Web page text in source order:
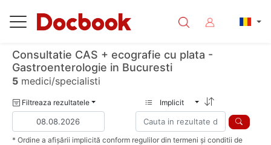
Consultatie CAS + ecografie cu plata -
Gastroenterologie in Bucuresti
5 medici/specialisti
Filtreaza rezultatele Implicit
* Ordine a afișării implicită conform regulilor din termeni și conditii de